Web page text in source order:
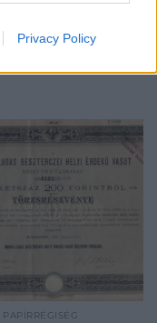
Privacy Policy
PAPÍRRÉGISÉG